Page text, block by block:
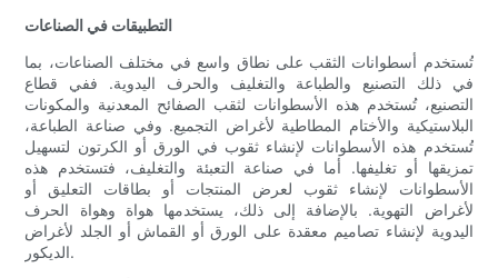
التطبيقات في الصناعات
تُستخدم أسطوانات الثقب على نطاق واسع في مختلف الصناعات، بما
في ذلك التصنيع والطباعة والتغليف والحرف اليدوية. ففي قطاع
التصنيع، تُستخدم هذه الأسطوانات لثقب الصفائح المعدنية والمكونات
البلاستيكية والأختام المطاطية لأغراض التجميع. وفي صناعة الطباعة،
تُستخدم هذه الأسطوانات لإنشاء ثقوب في الورق أو الكرتون لتسهيل
تمزيقها أو تغليفها. أما في صناعة التعبئة والتغليف، فتستخدم هذه
الأسطوانات لإنشاء ثقوب لعرض المنتجات أو بطاقات التعليق أو
لأغراض التهوية. بالإضافة إلى ذلك، يستخدمها هواة وهواة الحرف
اليدوية لإنشاء تصاميم معقدة على الورق أو القماش أو الجلد لأغراض
الديكور.